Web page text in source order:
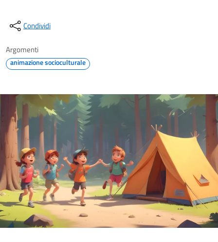
Condividi
Argomenti
animazione socioculturale